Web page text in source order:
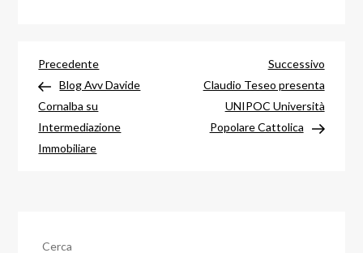
Navigazione
articoli
Articolo
precedente
Precedente
Blog Avv Davide
Cornalba su
Intermediazione
Immobiliare
Successivo
Claudio Teseo presenta
UNIPOC Università
Popolare Cattolica
Cerca